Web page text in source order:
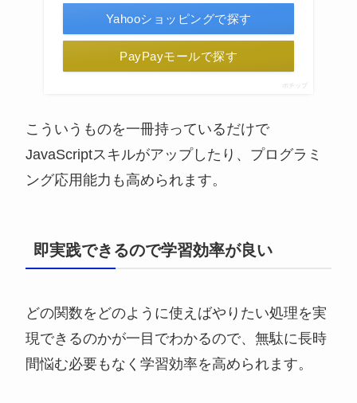
Yahooショッピングで探す
PayPayモールで探す
ポチップ
こういうものを一冊持っているだけで
JavaScriptスキルがアップしたり、プログラミ
ング応用能力も高められます。
即実践できるので学習効率が良い
どの関数をどのように使えばやりたい処理を実
現できるのかが一目でわかるので、無駄に長時
間悩む必要もなく学習効率を高められます。